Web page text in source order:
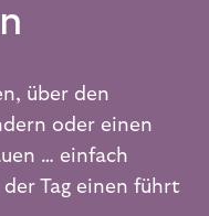
über den
oder einen
… einfach
Tag einen führt